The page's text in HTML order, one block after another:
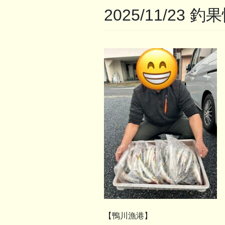
2025/11/23 釣
【鴨川漁港】